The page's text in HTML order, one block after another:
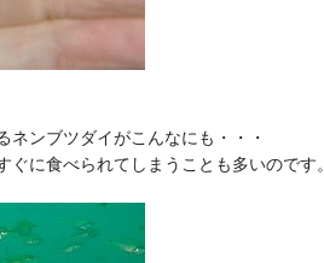
ンブツダイがこんなにも・・・
に食べられてしまうことも多いのです。